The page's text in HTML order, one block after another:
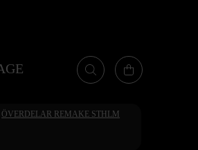
ÖVERDELAR REMAKE STHLM